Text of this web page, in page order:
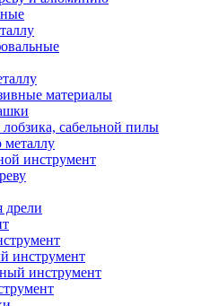
материалы
сабельной пилы
металлу
инструмент
дрели
инструмент
инструмент